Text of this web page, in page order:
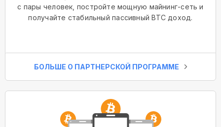
с пары человек, постройте мощную майнинг-сеть и
получайте стабильный пассивный BTC доход.
БОЛЬШЕ О ПАРТНЕРСКОЙ ПРОГРАММЕ